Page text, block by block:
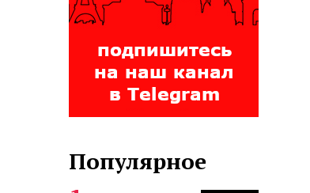
Популярное